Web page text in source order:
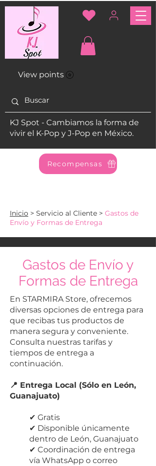
View points
KJ Spot - Cambiamos la forma de
vivir el K-Pop y J-Pop en México.
Recompensas
Inicio > Servicio al Cliente > Gastos de
Envío y Formas de Entrega
Gastos de Envío y
Formas de Entrega
En STARMIRA Store, ofrecemos
diversas opciones de entrega para
que recibas tus productos de
manera segura y conveniente.
Consulta nuestras tarifas y
tiempos de entrega a
continuación.
📍 Entrega Local (Sólo en León,
Guanajuato)
✔ Gratis
✔ Disponible únicamente
dentro de León, Guanajuato
✔ Coordinación de entrega
vía WhatsApp o correo